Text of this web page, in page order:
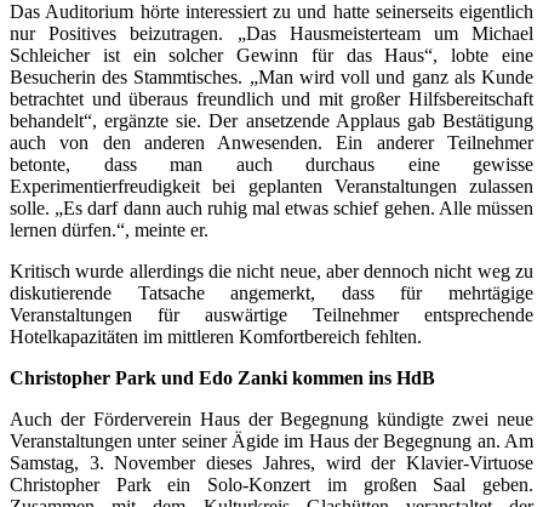
Das Auditorium hörte interessiert zu und hatte seinerseits eigentlich
nur Positives beizutragen. „Das Hausmeisterteam um Michael
Schleicher ist ein solcher Gewinn für das Haus“, lobte eine
Besucherin des Stammtisches. „Man wird voll und ganz als Kunde
betrachtet und überaus freundlich und mit großer Hilfsbereitschaft
behandelt“, ergänzte sie. Der ansetzende Applaus gab Bestätigung
auch von den anderen Anwesenden. Ein anderer Teilnehmer
betonte, dass man auch durchaus eine gewisse
Experimentierfreudigkeit bei geplanten Veranstaltungen zulassen
solle. „Es darf dann auch ruhig mal etwas schief gehen. Alle müssen
lernen dürfen.“, meinte er.
Kritisch wurde allerdings die nicht neue, aber dennoch nicht weg zu
diskutierende Tatsache angemerkt, dass für mehrtägige
Veranstaltungen für auswärtige Teilnehmer entsprechende
Hotelkapazitäten im mittleren Komfortbereich fehlten.
Christopher Park und Edo Zanki kommen ins HdB
Auch der Förderverein Haus der Begegnung kündigte zwei neue
Veranstaltungen unter seiner Ägide im Haus der Begegnung an. Am
Samstag, 3. November dieses Jahres, wird der Klavier-Virtuose
Christopher Park ein Solo-Konzert im großen Saal geben.